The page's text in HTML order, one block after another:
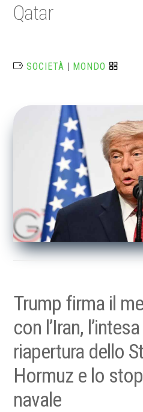
Qatar
SOCIETÀ | MONDO
Trump firma il
con l’Iran,
riapertura dello
Hormuz e lo
navale